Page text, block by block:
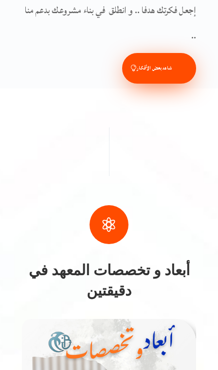
إجعل فكرتك هدفا .. و انطلق في بناء مشروعك بدعم منا
..
شاهد بعض الأقكار

أبعاد و تخصصات المعهد في
دقيقتين